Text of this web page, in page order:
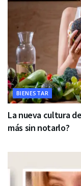
BIENESTAR
La nueva cultura
más sin notarlo?